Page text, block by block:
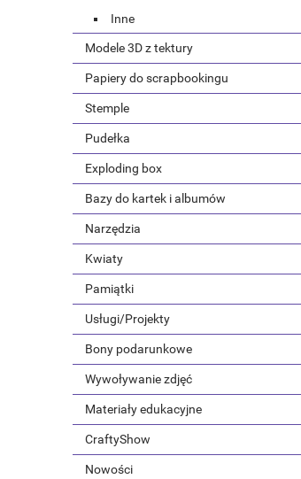
Inne
Modele 3D z tektury
Papiery do scrapbookingu
Stemple
Pudełka
Exploding box
Bazy do kartek i albumów
Narzędzia
Kwiaty
Pamiątki
Usługi/Projekty
Bony podarunkowe
Wywoływanie zdjęć
Materiały edukacyjne
CraftyShow
Nowości